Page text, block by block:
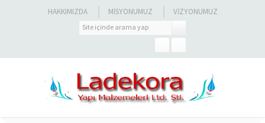
HAKKIMIZDA MISYONUMUZ VIZYONUMUZ